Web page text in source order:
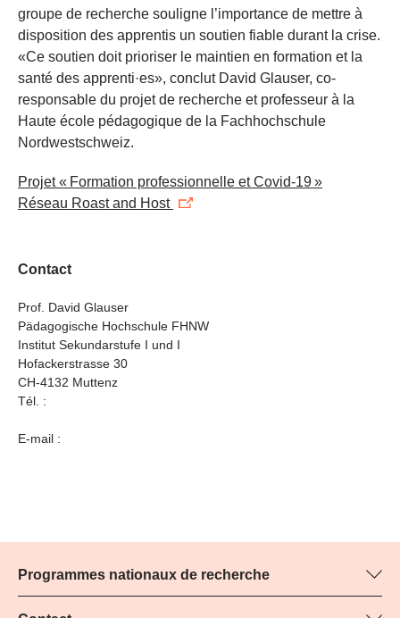
groupe de recherche souligne l’importance de mettre à
disposition des apprentis un soutien fiable durant la crise.
«Ce soutien doit prioriser le maintien en formation et la
santé des apprenti·es», conclut David Glauser, co-
responsable du projet de recherche et professeur à la
Haute école pédagogique de la Fachhochschule
Nordwestschweiz.
Projet « Formation professionnelle et Covid-19 »
Réseau Roast and Host
Contact
Prof. David Glauser
Pädagogische Hochschule FHNW
Institut Sekundarstufe I und I
Hofackerstrasse 30
CH-4132 Muttenz
Tél. :
E-mail :
Programmes nationaux de recherche
Vous trouverez ici des informations sur tous les Programmes